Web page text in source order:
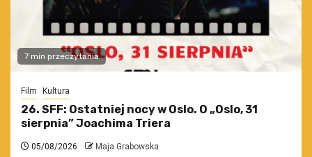
7 min przeczytania
Film Kultura
26. SFF: Ostatniej nocy w Oslo. O „Oslo, 31
sierpnia” Joachima Triera
05/08/2026 Maja Grabowska